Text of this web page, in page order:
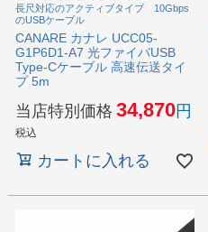
長尺対応のアクティブタイプ 10Gbps
のUSBケーブル
CANARE カナレ UCC05-
G1P6D1-A7 光ファイバUSB
Type-Cケーブル 高速伝送タイ
プ 5m
当店特別価格 34,870
税込
カートに入れる